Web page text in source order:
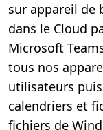
sur appareil de
dans le Cloud
Microsoft
tous nos
utilisateurs
calendriers et
fichiers de